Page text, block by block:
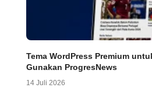
Tema WordPress Premium
Gunakan ProgresNews
14 Juli 2026